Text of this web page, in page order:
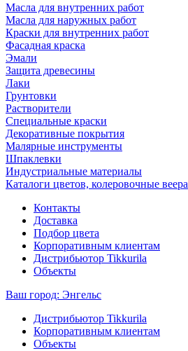
Масла для внутренних работ
Масла для наружных работ
Краски для внутренних работ
Фасадная краска
Эмали
Защита древесины
Лаки
Грунтовки
Растворители
Специальные краски
Декоративные покрытия
Малярные инструменты
Шпаклевки
Индустриальные материалы
Каталоги цветов, колеровочные веера
Контакты
Доставка
Подбор цвета
Корпоративным клиентам
Дистрибьютор Tikkurila
Объекты
Ваш город: Энгельс
Дистрибьютор Tikkurila
Корпоративным клиентам
Объекты